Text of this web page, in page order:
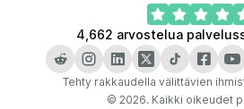
Hakemuskirjeen luoja
AI CV-rakentaja
LinkedIn CV-rakentaja
CV tarkistaja
4,662 arvostelua
Tehty rakkaudella välittävien
© 2026. Kaikki oikeudet